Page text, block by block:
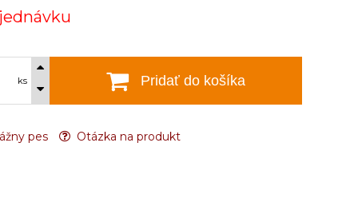
ks Pridať do košíka
pes Otázka na produkt